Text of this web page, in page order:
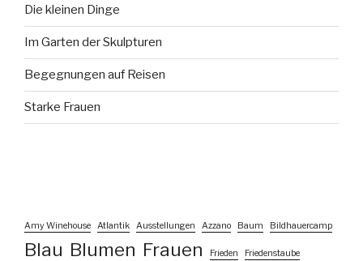
Die kleinen Dinge
Im Garten der Skulpturen
Begegnungen auf Reisen
Starke Frauen
Amy Winehouse Atlantik Ausstellungen Azzano Baum Bildhauercamp
Blau Blumen Frauen Frieden Friedenstaube